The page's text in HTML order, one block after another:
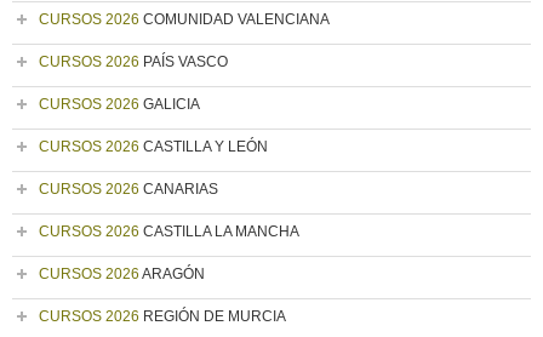
CURSOS 2026 COMUNIDAD VALENCIANA
CURSOS 2026 PAÍS VASCO
CURSOS 2026 GALICIA
CURSOS 2026 CASTILLA Y LEÓN
CURSOS 2026 CANARIAS
CURSOS 2026 CASTILLA LA MANCHA
CURSOS 2026 ARAGÓN
CURSOS 2026 REGIÓN DE MURCIA